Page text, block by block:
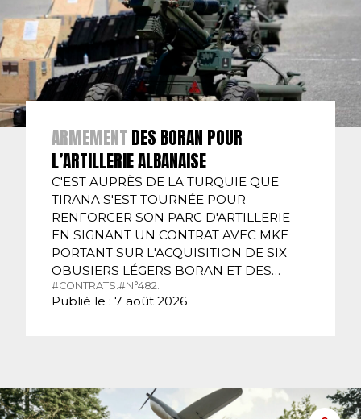
ARMEMENT DES BORAN POUR
L’ARTILLERIE ALBANAISE
C'EST AUPRÈS DE LA TURQUIE QUE
TIRANA S'EST TOURNÉE POUR
RENFORCER SON PARC D'ARTILLERIE
EN SIGNANT UN CONTRAT AVEC MKE
PORTANT SUR L'ACQUISITION DE SIX
OBUSIERS LÉGERS BORAN ET DES…
#CONTRATS.#N°482.
Publié le : 7 août 2026